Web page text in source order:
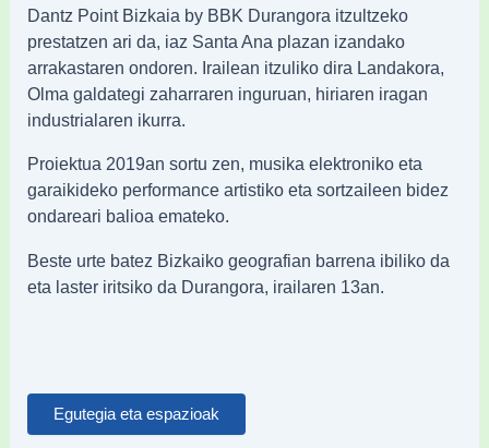
Dantz Point Bizkaia by BBK Durangora itzultzeko
prestatzen ari da, iaz Santa Ana plazan izandako
arrakastaren ondoren. Irailean itzuliko dira Landakora,
Olma galdategi zaharraren inguruan, hiriaren iragan
industrialaren ikurra.
Proiektua 2019an sortu zen, musika elektroniko eta
garaikideko performance artistiko eta sortzaileen bidez
ondareari balioa emateko.
Beste urte batez Bizkaiko geografian barrena ibiliko da
eta laster iritsiko da Durangora, irailaren 13an.
Egutegia eta espazioak